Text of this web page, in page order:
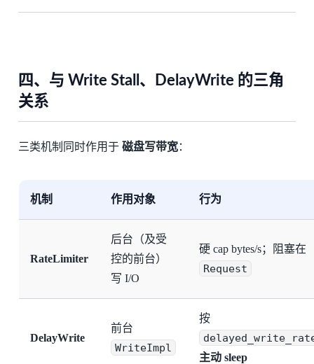
四、与 Write Stall、DelayWrite 的三角
关系
三类机制同时作用于 磁盘写带宽：
机制 作用对象 行为
RateLimiter
后台（及受
控的前台）
写 I/O
硬 cap bytes/s；阻塞在
Request
DelayWrite
前台
WriteImpl
按
主动 sleep